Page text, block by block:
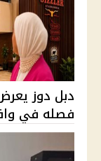
دبل دوز
فصله في